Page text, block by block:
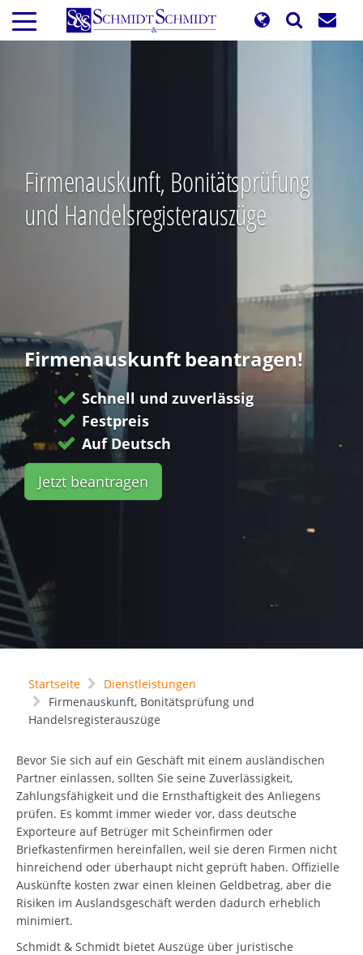
Direkt
zum
Inhalt
Firmenauskunft, Bonitätsprüfung
und Handelsregisterauszüge
Firmenauskunft beantragen!
Schnell und zuverlässig
Festpreis
Auf Deutsch
Jetzt beantragen
Startseite
Dienstleistungen
Firmenauskunft, Bonitätsprüfung und
Handelsregisterauszüge
Bevor Sie sich auf ein Geschäft mit einem ausländischen
Partner einlassen, sollten Sie seine Zuverlässigkeit,
Zahlungsfähigkeit und die Ernsthaftigkeit des Anliegens
prüfen. Es kommt immer wieder vor, dass deutsche
Exporteure auf Betrüger mit Scheinfirmen oder
Briefkastenfirmen hereinfallen, weil sie deren Firmen nicht
hinreichend oder überhaupt nicht geprüft haben. Offizielle
Auskünfte kosten zwar einen kleinen Geldbetrag, aber die
Risiken im Auslandsgeschäft werden dadurch erheblich
minimiert.
Schmidt & Schmidt bietet Auszüge über juristische